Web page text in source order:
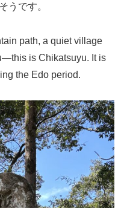
うです。
path, a quiet village
is Chikatsuyu. It is
the Edo period.